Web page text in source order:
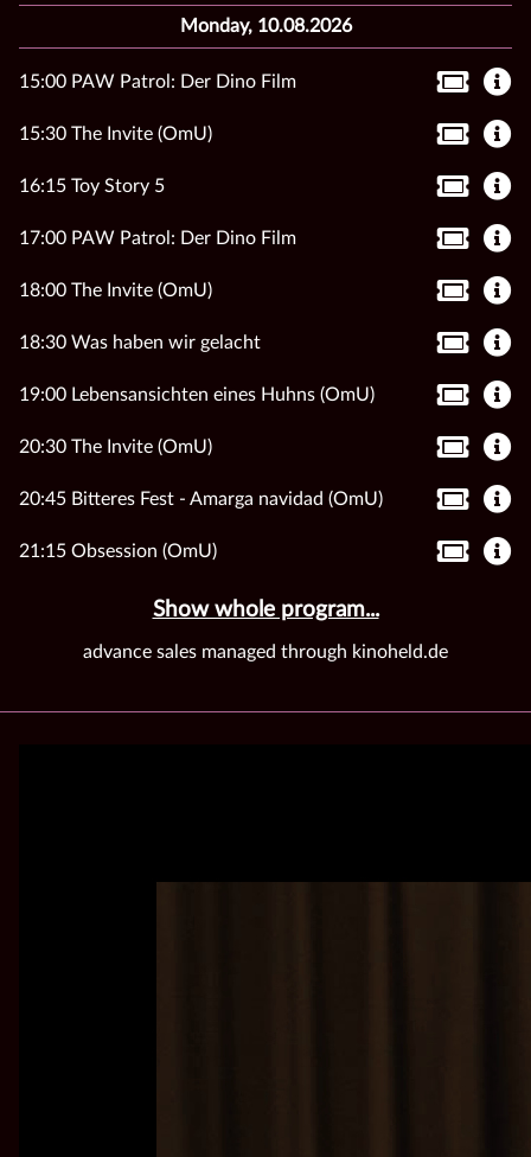
Monday, 10.08.2026
15:00 PAW Patrol: Der Dino Film
15:30 The Invite (OmU)
16:15 Toy Story 5
17:00 PAW Patrol: Der Dino Film
18:00 The Invite (OmU)
18:30 Was haben wir gelacht
19:00 Lebensansichten eines Huhns (OmU)
20:30 The Invite (OmU)
20:45 Bitteres Fest - Amarga navidad (OmU)
21:15 Obsession (OmU)
Show whole program...
advance sales managed through kinoheld.de